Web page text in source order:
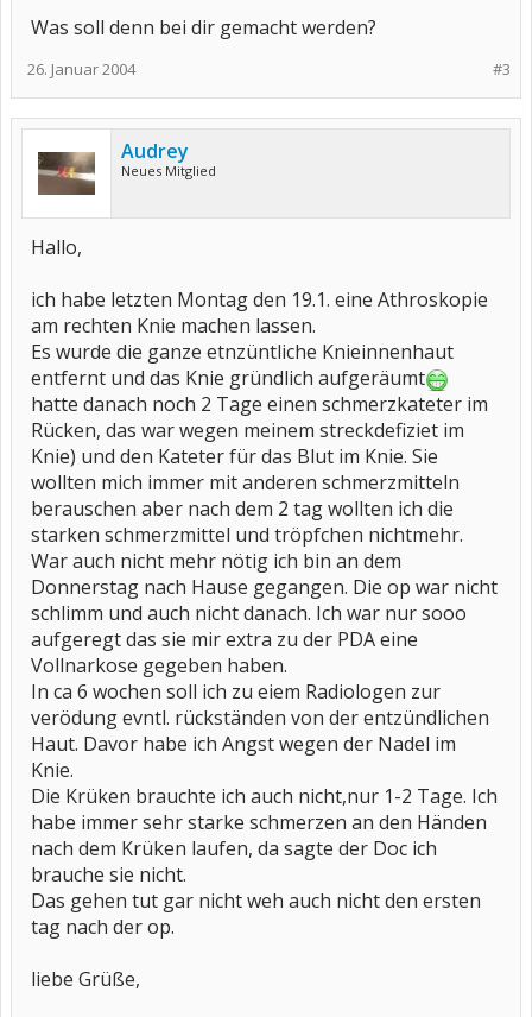
Was soll denn bei dir gemacht werden?
#3
26. Januar 2004
Audrey
Neues Mitglied
Hallo,
ich habe letzten Montag den 19.1. eine Athroskopie
am rechten Knie machen lassen.
Es wurde die ganze etnzüntliche Knieinnenhaut
entfernt und das Knie gründlich aufgeräumt
hatte danach noch 2 Tage einen schmerzkateter im
Rücken, das war wegen meinem streckdefiziet im
Knie) und den Kateter für das Blut im Knie. Sie
wollten mich immer mit anderen schmerzmitteln
berauschen aber nach dem 2 tag wollten ich die
starken schmerzmittel und tröpfchen nichtmehr.
War auch nicht mehr nötig ich bin an dem
Donnerstag nach Hause gegangen. Die op war nicht
schlimm und auch nicht danach. Ich war nur sooo
aufgeregt das sie mir extra zu der PDA eine
Vollnarkose gegeben haben.
In ca 6 wochen soll ich zu eiem Radiologen zur
verödung evntl. rückständen von der entzündlichen
Haut. Davor habe ich Angst wegen der Nadel im
Knie.
Die Krüken brauchte ich auch nicht,nur 1-2 Tage. Ich
habe immer sehr starke schmerzen an den Händen
nach dem Krüken laufen, da sagte der Doc ich
brauche sie nicht.
Das gehen tut gar nicht weh auch nicht den ersten
tag nach der op.
liebe Grüße,